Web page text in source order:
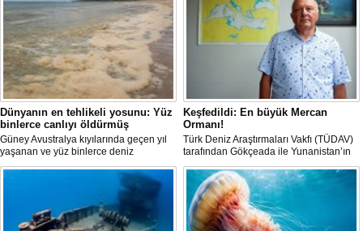
Dünyanın en tehlikeli yosunu: Yüz
binlerce canlıyı öldürmüş
Güney Avustralya kıyılarında geçen yıl
yaşanan ve yüz binlerce deniz
canlısının ölümüne yol açan çevre
felaketinin arkasındaki yosun türü
incelendi. Araştırmacılar, söz konusu
mikroalgin bugüne kadar incelenen
türler arasında en zehirli örnek
olduğunu ortaya çıkardı.
Keşfedildi: En büyük Mercan
Ormanı!
Türk Deniz Araştırmaları Vakfı (TÜDAV)
tarafından Gökçeada ile Yunanistan’ın
Semadirek Adası arasında yürütülen
araştırmada, Türkiye kara sularında 70
ila 120 metre derinlikte ve 2
kilometreden fazla uzunlukta, Ege
Denizi’ndeki en büyük mercan ormanı
keşfedildi.